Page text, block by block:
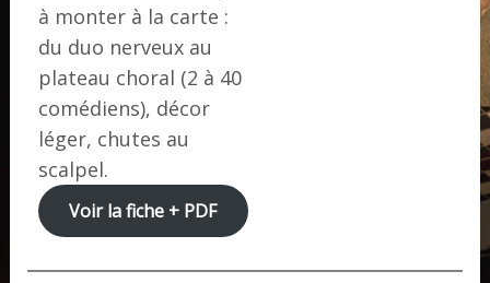
à monter à la carte :
du duo nerveux au
plateau choral (2 à 40
comédiens), décor
léger, chutes au
scalpel.
Voir la fiche + PDF